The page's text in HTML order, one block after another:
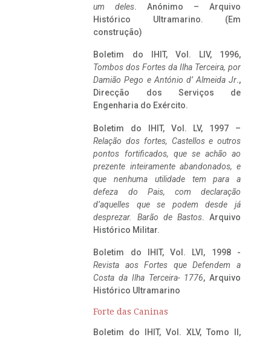
um deles. Anónimo – Arquivo
Histórico Ultramarino. (Em
construção)
Boletim do IHIT, Vol. LIV, 1996,
Tombos dos Fortes da Ilha Terceira, por
Damião Pego e António d’ Almeida Jr.,
Direcção dos Serviços de
Engenharia do Exército.
Boletim do IHIT, Vol. LV, 1997 –
Relação dos fortes, Castellos e outros
pontos fortificados, que se achão ao
prezente inteiramente abandonados, e
que nenhuma utilidade tem para a
defeza do Pais, com declaração
d’aquelles que se podem desde já
desprezar. Barão de Bastos. Arquivo
Histórico Militar.
Boletim do IHIT, Vol. LVI, 1998 -
Revista aos Fortes que Defendem a
Costa da Ilha Terceira- 1776, Arquivo
Histórico Ultramarino
Forte das Caninas
Boletim do IHIT, Vol. XLV, Tomo II,